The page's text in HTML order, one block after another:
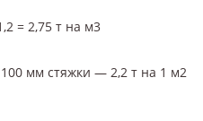
= 2,75 т на м3
мм стяжки — 2,2 т на 1 м2